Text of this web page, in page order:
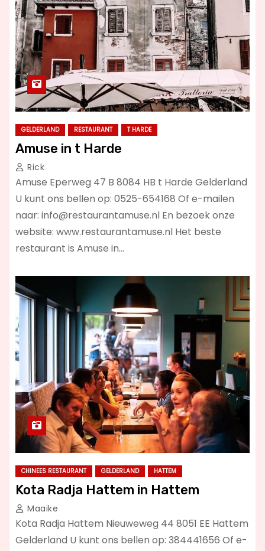
GELDERLAND RESTAURANT T HARDE
Amuse in t Harde
Rick
Amuse Eperweg 47 B 8084 HB t Harde Gelderland
U kunt ons bellen op: 0525-654168 Of e-mailen
naar: info@restaurantamuse.nl En bezoek onze
website: www.restaurantamuse.nl Het beste
restaurant is Amuse in…
CHINEES RESTAURANT GELDERLAND HATTEM
Kota Radja Hattem in Hattem
Maaike
Kota Radja Hattem Nieuweweg 44 8051 EE Hattem
Gelderland U kunt ons bellen op: 384441656 Of e-